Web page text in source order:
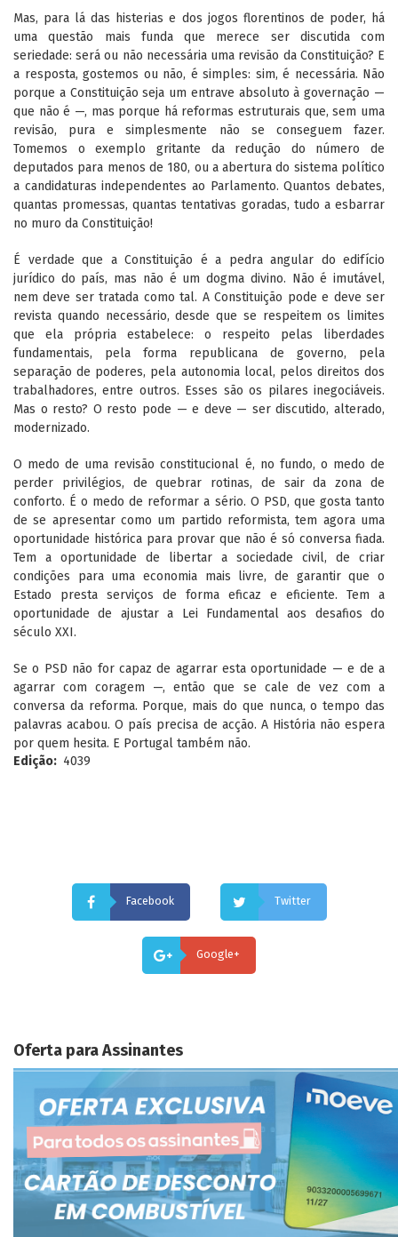
Mas, para lá das histerias e dos jogos florentinos de poder, há
uma questão mais funda que merece ser discutida com
seriedade: será ou não necessária uma revisão da Constituição? E
a resposta, gostemos ou não, é simples: sim, é necessária. Não
porque a Constituição seja um entrave absoluto à governação —
que não é —, mas porque há reformas estruturais que, sem uma
revisão, pura e simplesmente não se conseguem fazer.
Tomemos o exemplo gritante da redução do número de
deputados para menos de 180, ou a abertura do sistema político
a candidaturas independentes ao Parlamento. Quantos debates,
quantas promessas, quantas tentativas goradas, tudo a esbarrar
no muro da Constituição!
É verdade que a Constituição é a pedra angular do edifício
jurídico do país, mas não é um dogma divino. Não é imutável,
nem deve ser tratada como tal. A Constituição pode e deve ser
revista quando necessário, desde que se respeitem os limites
que ela própria estabelece: o respeito pelas liberdades
fundamentais, pela forma republicana de governo, pela
separação de poderes, pela autonomia local, pelos direitos dos
trabalhadores, entre outros. Esses são os pilares inegociáveis.
Mas o resto? O resto pode — e deve — ser discutido, alterado,
modernizado.
O medo de uma revisão constitucional é, no fundo, o medo de
perder privilégios, de quebrar rotinas, de sair da zona de
conforto. É o medo de reformar a sério. O PSD, que gosta tanto
de se apresentar como um partido reformista, tem agora uma
oportunidade histórica para provar que não é só conversa fiada.
Tem a oportunidade de libertar a sociedade civil, de criar
condições para uma economia mais livre, de garantir que o
Estado presta serviços de forma eficaz e eficiente. Tem a
oportunidade de ajustar a Lei Fundamental aos desafios do
século XXI.
Se o PSD não for capaz de agarrar esta oportunidade — e de a
agarrar com coragem —, então que se cale de vez com a
conversa da reforma. Porque, mais do que nunca, o tempo das
palavras acabou. O país precisa de acção. A História não espera
por quem hesita. E Portugal também não.
Edição
4039
Facebook Twitter
Google+
Oferta para Assinantes